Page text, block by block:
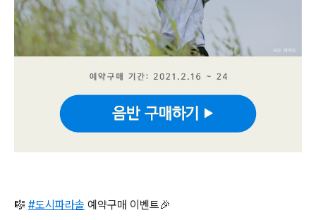
🎼 #도시파라솔 예약구매 이벤트🎉